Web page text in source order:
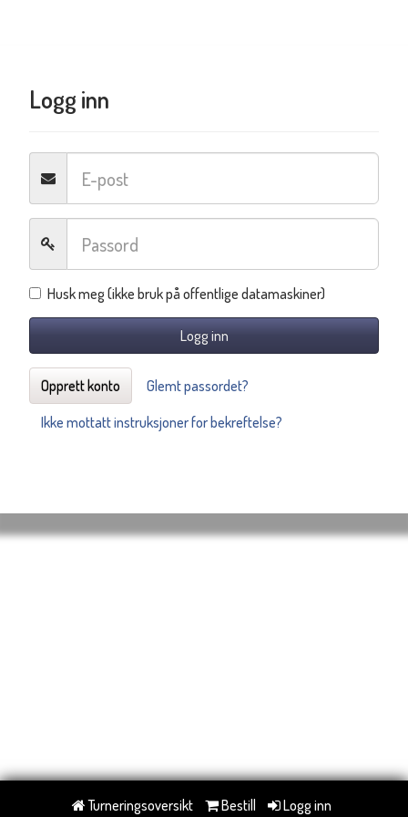
Logg inn
Husk meg (ikke bruk på offentlige datamaskiner)
Logg inn
Opprett konto
Glemt passordet?
Ikke mottatt instruksjoner for bekreftelse?
Turneringsoversikt Bestill Logg inn